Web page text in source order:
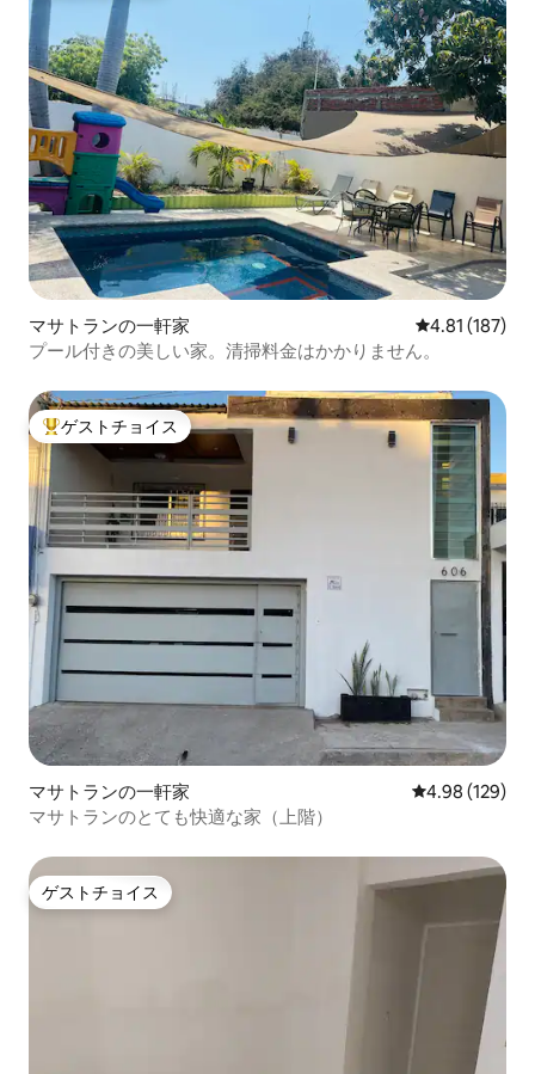
マサトランの一軒家 レビュー187
4.81 (187)
プール付きの美しい家。清掃料金はかかりません。
大好評のゲストチョイスです。
ゲストチョイス
マサトランの一軒家 レビュー129
4.98 (129)
マサトランのとても快適な家（上階）
ゲストチョイス
ゲストチョイス